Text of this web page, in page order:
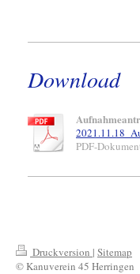
Download
PDF-
Druckversion | Sitemap
© Kanuverein 45 Herringen